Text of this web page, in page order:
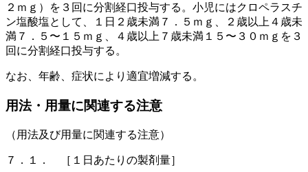
２ｍｇ）を３回に分割経口投与する。小児にはクロペラスチ
ン塩酸塩として、１日２歳未満７．５ｍｇ、２歳以上４歳未
満７．５〜１５ｍｇ、４歳以上７歳未満１５〜３０ｍｇを３
回に分割経口投与する。
なお、年齢、症状により適宜増減する。
用法・用量に関連する注意
（用法及び用量に関連する注意）
７．１． ［１日あたりの製剤量］